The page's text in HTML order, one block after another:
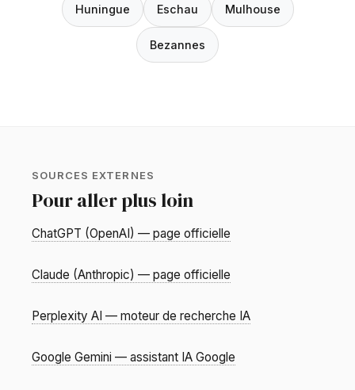
Huningue Eschau Mulhouse
Bezannes
SOURCES EXTERNES
Pour aller plus loin
ChatGPT (OpenAI) — page officielle
Claude (Anthropic) — page officielle
Perplexity AI — moteur de recherche IA
Google Gemini — assistant IA Google